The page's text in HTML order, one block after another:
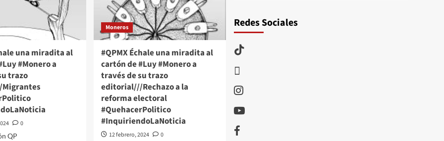
Niveles
de
su
trazo
editorial///Caso
#QuehacerPolitico
#InquiriendoLaNoticia
una miradita al
#Monero a
trazo
0
QP
Moneros
#QPMX Échale una miradita al
cartón de #Luy #Monero a
través de su trazo
editorial///Rechazo a la
reforma electoral
#QuehacerPolitico
#InquiriendoLaNoticia
12 febrero, 2024
0
Redes Sociales
TikTok
Instagram
Youtube
Facebook